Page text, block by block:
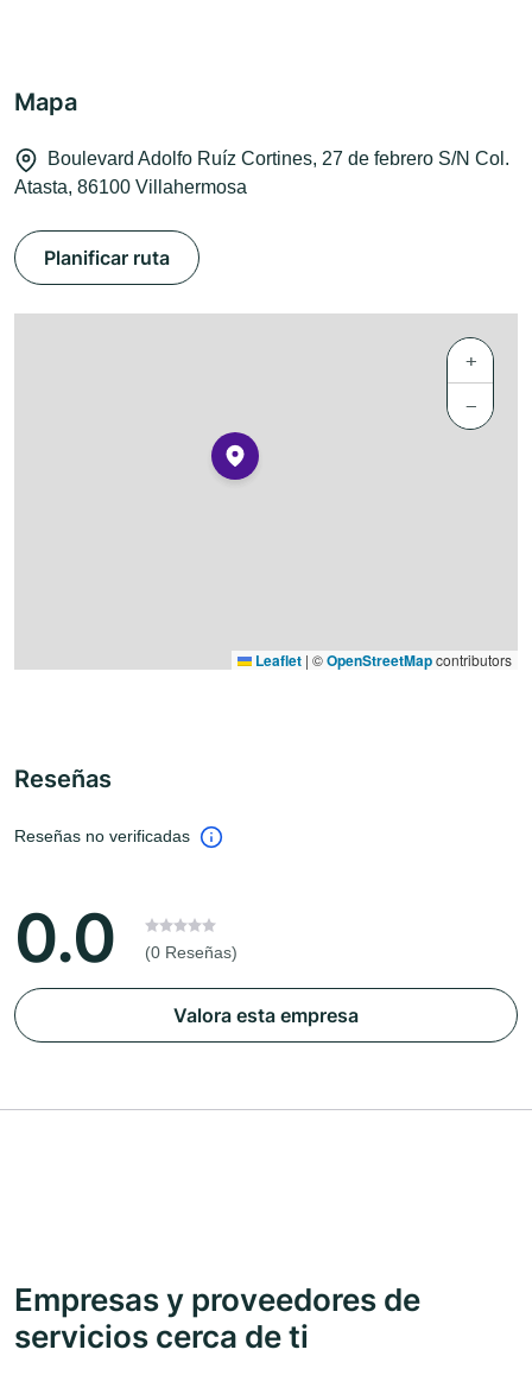
Mapa
Boulevard Adolfo Ruíz Cortines, 27 de febrero S/N Col.
Atasta, 86100 Villahermosa
Planificar ruta
+
−
Leaflet | ©OpenStreetMapcontributors
Reseñas
Reseñas no verificadas
0.0 (0 Reseñas)
Valora esta empresa
Empresas y proveedores de
servicios cerca de ti